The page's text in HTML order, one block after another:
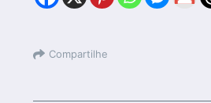
Compartilhe